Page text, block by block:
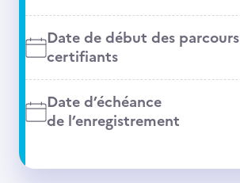
Date de début des parcours
certifiants
Date d’échéance
de l’enregistrement